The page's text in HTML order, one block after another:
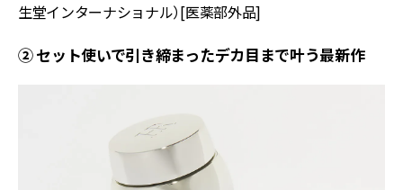
生堂インターナショナル）[医薬部外品]
② セット使いで引き締まったデカ目まで叶う最新作